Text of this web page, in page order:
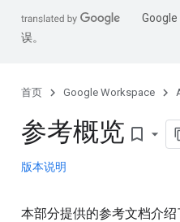
误。
首页 Google Workspace
参考概览 bookmark_border
版本说明
本部分提供的参考文档介绍